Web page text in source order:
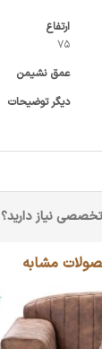
ارتفاع
75
عمق نشیمن
دیگر توضیحات
نیاز دارید؟
مشابه